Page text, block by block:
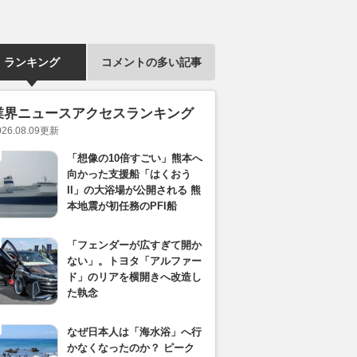
ランキング コメントの多い記事
界ニュースアクセスランキング
更新
「想像の10倍すごい」熊本へ
向かった支援船「はくおう
II」の大浴場が公開される 熊
本地震が初任務のPFI船
「フェンダーが広すぎて開か
ない」。トヨタ「アルファー
ド」のリアを横開きへ改造し
た執念
なぜ日本人は「海水浴」へ行
かなくなったのか？ ピーク